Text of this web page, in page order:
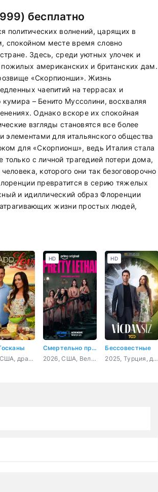
бесплатно
политических волнений, царящих в
спокойном месте время словно
Здесь, среди уютных улочек и
американских и британских дам.
«Скорпионши». Жизнь
чаепитий на террасах и
– Бенито Муссолини, восхваляя
Однако вскоре их спокойная
взгляды становятся все более
для итальянского общества
для «Скорпионш», ведь Италия стала
с личной трагедией потери дома,
которого они так безоговорочно
превратится в серию тяжелых
и идиллический образ Флоренции
жизни простых людей,
2022, США, драма, мелодрама, комедия
Смертельно прекрасна
2026, США, Великобритания, боевик, комедия, триллер
HD
Бессовестные
2025, Турция, драма
HD